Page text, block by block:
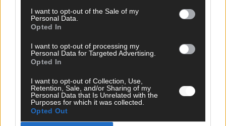
I want to opt-out of the Sale of my
Personal Data.
Opted In
I want to opt-out of processing my
Personal Data for Targeted Advertising.
Opted In
I want to opt-out of Collection, Use,
Retention, Sale, and/or Sharing of my
Personal Data that Is Unrelated with the
Purposes for which it was collected.
Opted Out
Nachrichten
Ratgeber
Wissen
Kommentar
Streams & Storys
Eurovision
FLASH – DAS VIDEOPORTAL